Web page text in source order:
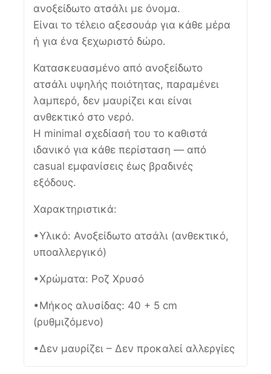
ανοξείδωτο ατσάλι με όνομα.
Είναι το τέλειο αξεσουάρ για κάθε μέρα
ή για ένα ξεχωριστό δώρο.
Κατασκευασμένο από ανοξείδωτο
ατσάλι υψηλής ποιότητας, παραμένει
λαμπερό, δεν μαυρίζει και είναι
ανθεκτικό στο νερό.
Η minimal σχεδίασή του το καθιστά
ιδανικό για κάθε περίσταση — από
casual εμφανίσεις έως βραδινές
εξόδους.
Χαρακτηριστικά:
•Υλικό: Ανοξείδωτο ατσάλι (ανθεκτικό,
υποαλλεργικό)
•Χρώματα: Ροζ Χρυσό
•Μήκος αλυσίδας: 40 + 5 cm
(ρυθμιζόμενο)
•Δεν μαυρίζει – Δεν προκαλεί αλλεργίες